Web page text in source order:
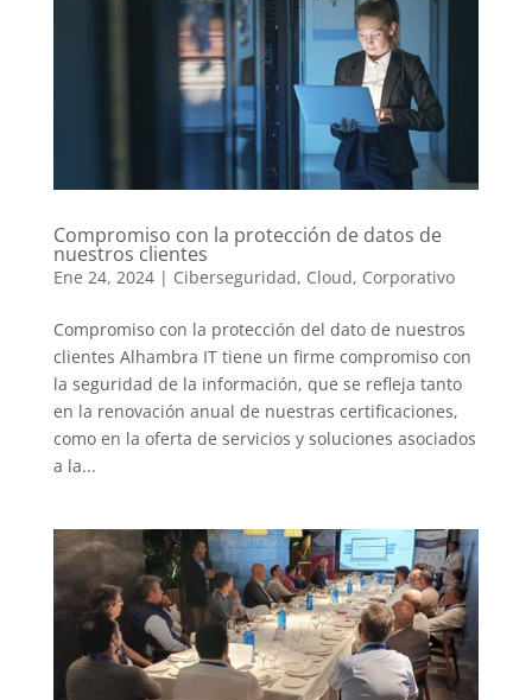
Compromiso con la protección de datos de
nuestros clientes
Ene 24, 2024| Ciberseguridad, Cloud, Corporativo
Compromiso con la protección del dato de nuestros
clientes Alhambra IT tiene un firme compromiso con
la seguridad de la información, que se refleja tanto
en la renovación anual de nuestras certificaciones,
como en la oferta de servicios y soluciones asociados
a la...